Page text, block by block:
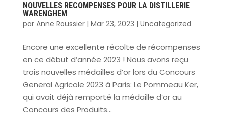
NOUVELLES RECOMPENSES POUR LA DISTILLERIE
WARENGHEM
par Anne Roussier| Mar 23, 2023 | Uncategorized
Encore une excellente récolte de récompenses
en ce début d’année 2023 ! Nous avons reçu
trois nouvelles médailles d’or lors du Concours
General Agricole 2023 à Paris: Le Pommeau Ker,
qui avait déjà remporté la médaille d’or au
Concours des Produits...